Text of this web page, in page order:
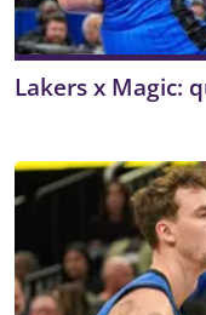
Lakers x Magic: